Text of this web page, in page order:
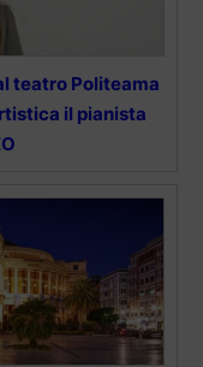
teatro Politeama
il pianista